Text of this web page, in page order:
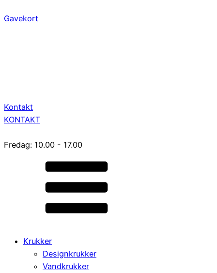
Gavekort
Kontakt
KONTAKT
Fredag: 10.00 - 17.00
Krukker
Designkrukker
Vandkrukker